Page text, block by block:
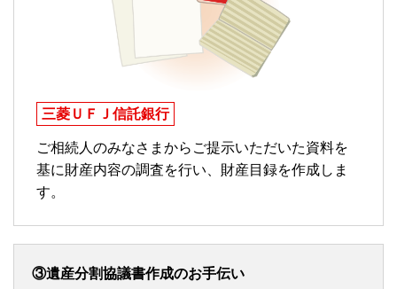
三菱ＵＦＪ信託銀行
ご相続人のみなさまからご提示いただいた資料を
基に財産内容の調査を行い、財産目録を作成しま
す。
③遺産分割協議書作成のお手伝い